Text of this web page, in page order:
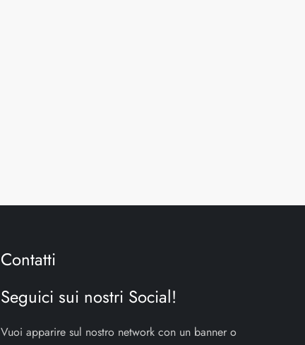
Contatti
Seguici sui nostri Social!
Vuoi apparire sul nostro network con un banner o